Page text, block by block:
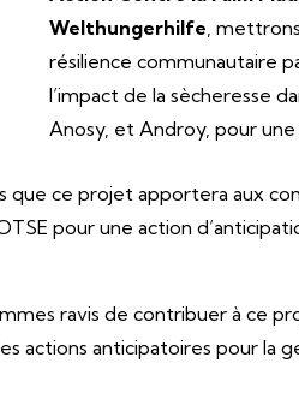
Welthungerhilfe,
résilience communautaire
l’impact de la sècheresse
Anosy, et Androy, pour une
ce projet apportera aux
pour une action
ravis de contribuer à ce
actions anticipatoires pour la